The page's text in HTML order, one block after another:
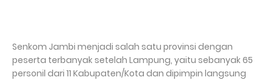
Senkom Jambi menjadi salah satu provinsi dengan
peserta terbanyak setelah Lampung, yaitu sebanyak 65
personil dari 11 Kabupaten/Kota dan dipimpin langsung